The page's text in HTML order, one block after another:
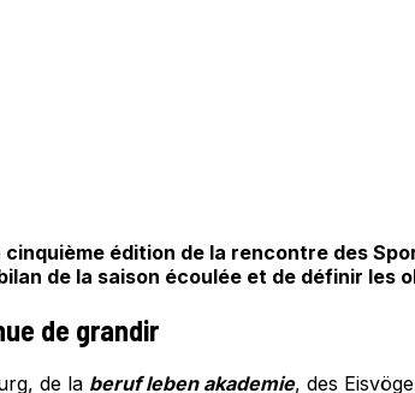
cinquième édition de la rencontre des
de la saison écoulée et de définir les
de grandir
de la beruf leben akademie, des